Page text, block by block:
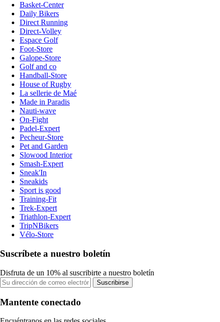
Basket-Center
Daily Bikers
Direct Running
Direct-Volley
Espace Golf
Foot-Store
Galope-Store
Golf and co
Handball-Store
House of Rugby
La sellerie de Maé
Made in Paradis
Nauti-wave
On-Fight
Padel-Expert
Pecheur-Store
Pet and Garden
Slowood Interior
Smash-Expert
Sneak'In
Sneakids
Sport is good
Training-Fit
Trek-Expert
Triathlon-Expert
TripNBikers
Vélo-Store
Suscríbete a nuestro boletín
Disfruta de un 10% al suscribirte a nuestro boletín
Suscribirse
Mantente conectado